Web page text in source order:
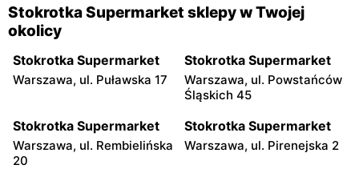
Stokrotka Supermarket sklepy w Twojej
okolicy
Stokrotka Supermarket
Warszawa, ul. Puławska 17
Stokrotka Supermarket
Warszawa, ul. Powstańców
Śląskich 45
Stokrotka Supermarket
Warszawa, ul. Rembielińska
20
Stokrotka Supermarket
Warszawa, ul. Pirenejska 2